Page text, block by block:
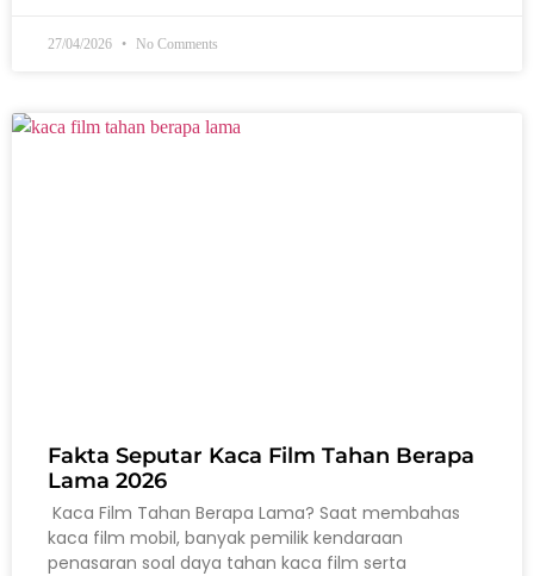
27/04/2026 No Comments
Fakta Seputar Kaca Film Tahan Berapa
Lama 2026
Kaca Film Tahan Berapa Lama? Saat membahas
kaca film mobil, banyak pemilik kendaraan
penasaran soal daya tahan kaca film serta